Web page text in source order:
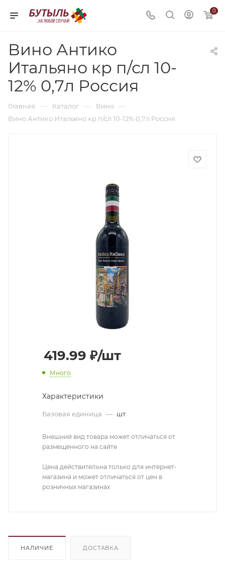
0
Вино Антико
Итальяно кр п/сл 10-
12% 0,7л Россия
Главная — Каталог — Вино —
Вино Антико Итальяно кр п/сл 10-12% 0,7л Россия
419.99 ₽/шт
Много
Характеристики
Базовая единица — шт
Внешний вид товара может отличаться от
размещенного на сайте
Цена действительна только для интернет-
магазина и может отличаться от цен в
розничных магазинах
НАЛИЧИЕ ДОСТАВКА